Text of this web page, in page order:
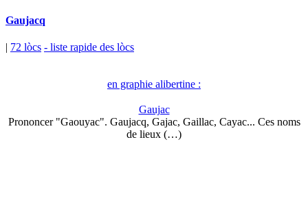
Gaujacq
| 72 lòcs - liste rapide des lòcs
en graphie alibertine :
Gaujac
Prononcer "Gaouyac". Gaujacq, Gajac, Gaillac, Cayac... Ces noms
de lieux (…)